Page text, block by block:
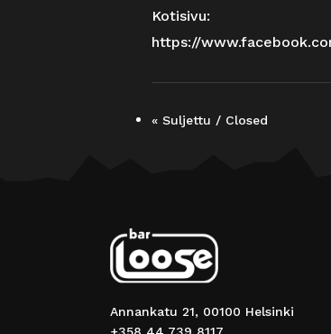
Kotisivu:
https://
« Suljettu / Closed
Annankatu 21, 00100 Helsinki